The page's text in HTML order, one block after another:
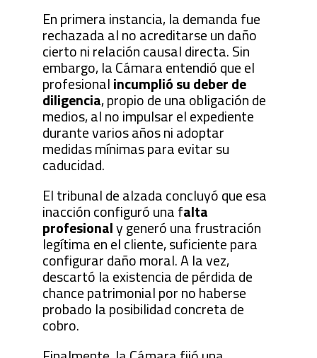
En primera instancia, la demanda fue
rechazada al no acreditarse un daño
cierto ni relación causal directa. Sin
embargo, la Cámara entendió que el
profesionalincumplió su deber de
diligencia, propio de una obligación de
medios, al no impulsar el expediente
durante varios años ni adoptar
medidas mínimas para evitar su
caducidad.
El tribunal de alzada concluyó que esa
inacción configuró una falta
profesionaly generó una frustración
legítima en el cliente, suficiente para
configurar daño moral. A la vez,
descartó la existencia de pérdida de
chance patrimonial por no haberse
probado la posibilidad concreta de
cobro.